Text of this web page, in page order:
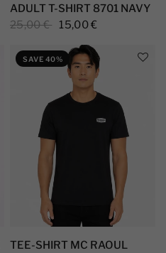
ADULT T-SHIRT 8701 NAVY
25,00 €
15,00 €
SAVE 40%
TEE-SHIRT MC RAOUL